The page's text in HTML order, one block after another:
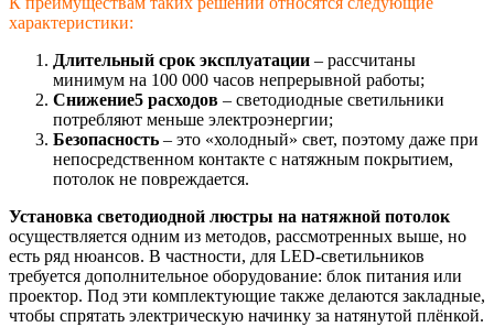
характеристики:
Длительный срок эксплуатации – рассчитаны
минимум на 100 000 часов непрерывной работы;
Снижение5 расходов – светодиодные светильники
потребляют меньше электроэнергии;
Безопасность – это «холодный» свет, поэтому даже при
непосредственном контакте с натяжным покрытием,
потолок не повреждается.
Установка светодиодной люстры на натяжной потолок
осуществляется одним из методов, рассмотренных выше, но
есть ряд нюансов. В частности, для LED-светильников
требуется дополнительное оборудование: блок питания или
проектор. Под эти комплектующие также делаются закладные,
чтобы спрятать электрическую начинку за натянутой плёнкой.